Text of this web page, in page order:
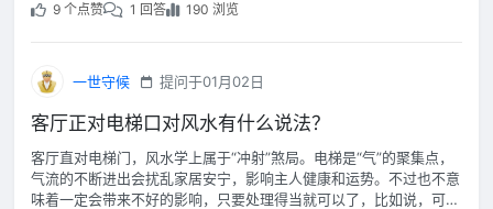
9 个点赞 1 回答 190 浏览
一世守候 提问于01月02日
客厅正对电梯口对风水有什么说法？
客厅直对电梯门，风水学上属于“冲射”煞局。电梯是“气”的聚集点，
气流的不断进出会扰乱家居安宁，影响主人健康和运势。不过也不意
味着一定会带来不好的影响，只要处理得当就可以了，比如说，可以